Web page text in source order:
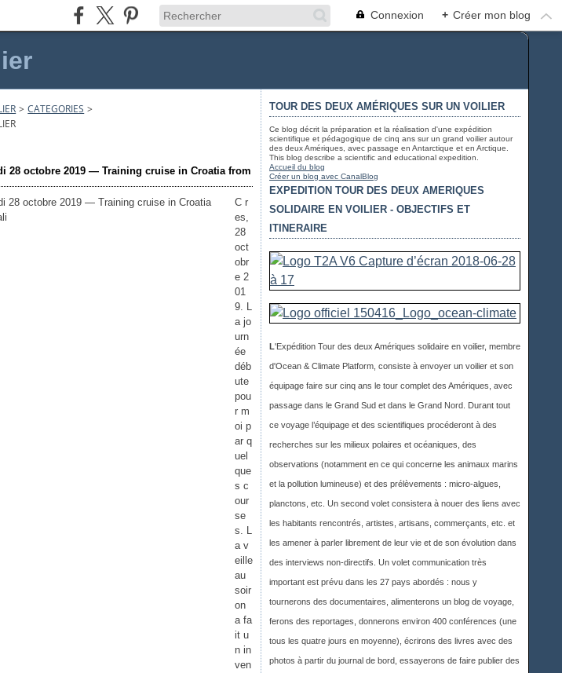
Connexion + Créer mon blog
> CATEGORIES >
28 octobre 2019 — Training cruise in Croatia from
C r
es,
28
oct
obr
e 2
01
9. L
a jo
urn
ée
déb
ute
pou
r m
oi p
ar q
uel
que
s c
our
se
s. L
a v
eille
au
soir
on
a fa
it u
n in
ven
TOUR DES DEUX AMÉRIQUES SUR UN VOILIER
Ce blog décrit la préparation et la réalisation d'une expédition
scientifique et pédagogique de cinq ans sur un grand voilier autour
des deux Amériques, avec passage en Antarctique et en Arctique.
This blog describe a scientific and educational expedition.
Accueil du blog
Créer un blog avec CanalBlog
EXPEDITION TOUR DES DEUX AMERIQUES
SOLIDAIRE EN VOILIER - OBJECTIFS ET
ITINERAIRE
L'Expédition Tour des deux Amériques solidaire en voilier, membre
d'Ocean & Climate Platform, consiste à envoyer un voilier et son
équipage faire sur cinq ans le tour complet des Amériques, avec
passage dans le Grand Sud et dans le Grand Nord. Durant tout
ce voyage l’équipage et des scientifiques procéderont à des
recherches sur les milieux polaires et océaniques, des
observations (notamment en ce qui concerne les animaux marins
et la pollution lumineuse) et des prélèvements : micro-algues,
planctons, etc. Un second volet consistera à nouer des liens avec
les habitants rencontrés, artistes, artisans, commerçants, etc. et
les amener à parler librement de leur vie et de son évolution dans
des interviews non-directifs. Un volet communication très
important est prévu dans les 27 pays abordés : nous y
tournerons des documentaires, alimenterons un blog de voyage,
ferons des reportages, donnerons environ 400 conférences (une
tous les quatre jours en moyenne), écrirons des livres avec des
photos à partir du journal de bord, essayerons de faire publier des